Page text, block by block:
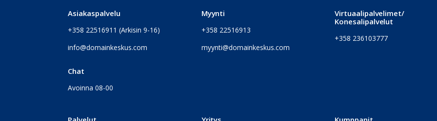
Asiakaspalvelu
+358 22516911 (Arkisin 9-16)
info@domainkeskus.com
Chat
Avoinna 08-00
Myynti
+358 22516913
myynti@domainkeskus.com
Virtuaalipalvelimet/
Konesalipalvelut
+358 236103777